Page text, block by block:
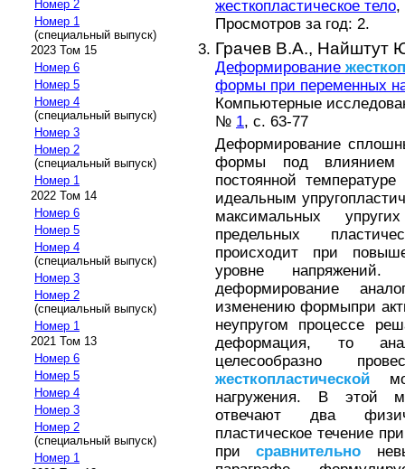
Номер 2
Номер 1
(специальный выпуск)
2023 Том 15
Номер 6
Номер 5
Номер 4
(специальный выпуск)
Номер 3
Номер 2
(специальный выпуск)
Номер 1
2022 Том 14
Номер 6
Номер 5
Номер 4
(специальный выпуск)
Номер 3
Номер 2
(специальный выпуск)
Номер 1
2021 Том 13
Номер 6
Номер 5
Номер 4
Номер 3
Номер 2
(специальный выпуск)
Номер 1
жесткопластическое тело,
Просмотров за год: 2.
Грачев В.А., Найштут
Деформирование
формы при переменных
Компьютерные
№ 1, с. 63-77
Деформирование
формы под влиянием
постоянной
идеальным
максимальных
предельных
происходит при
уровне напряжений.
деформирование
изменению формыпри
неупругом процессе
деформация, то
целесообразно
жесткопластической
нагружения. В этой
отвечают два
пластическое течение
присравнительно